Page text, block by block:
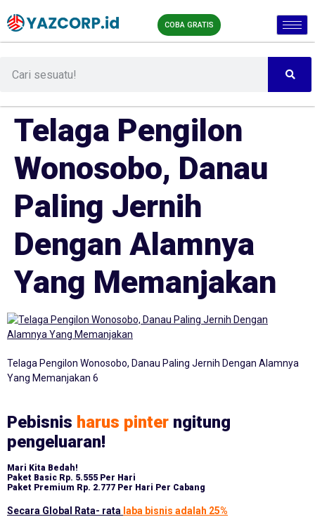
COBA GRATIS
Telaga Pengilon
Wonosobo, Danau
Paling Jernih
Dengan Alamnya
Yang Memanjakan
Telaga Pengilon Wonosobo, Danau Paling Jernih Dengan Alamnya
Yang Memanjakan 6
Pebisnis harus pinter ngitung
pengeluaran!
Mari Kita Bedah!
Paket Basic Rp. 5.555 Per Hari
Paket Premium Rp. 2.777 Per Hari Per Cabang
Secara Global Rata- rata laba bisnis adalah 25%